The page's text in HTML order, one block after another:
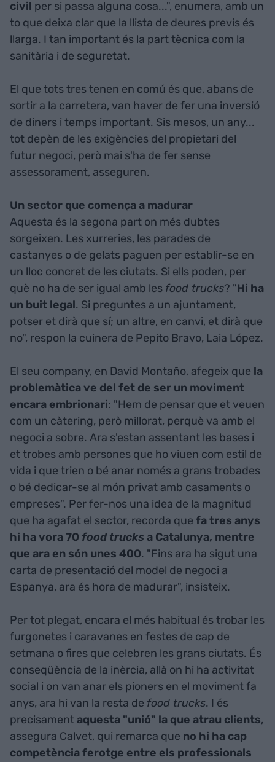
civil per si passa alguna cosa...", enumera, amb un
to que deixa clar que la llista de deures previs és
llarga. I tan important és la part tècnica com la
sanitària i de seguretat.
El que tots tres tenen en comú és que, abans de
sortir a la carretera, van haver de fer una inversió
de diners i temps important. Sis mesos, un any...
tot depèn de les exigències del propietari del
futur negoci, però mai s'ha de fer sense
assessorament, asseguren.
Un sector que comença a madurar
Aquesta és la segona part on més dubtes
sorgeixen. Les xurreries, les parades de
castanyes o de gelats paguen per establir-se en
un lloc concret de les ciutats. Si ells poden, per
què no ha de ser igual amb les food trucks? "Hi ha
un buit legal. Si preguntes a un ajuntament,
potser et dirà que sí; un altre, en canvi, et dirà que
no", respon la cuinera de Pepito Bravo, Laia López.
El seu company, en David Montaño, afegeix que la
problemàtica ve del fet de ser un moviment
encara embrionari: "Hem de pensar que et veuen
com un càtering, però millorat, perquè va amb el
negoci a sobre. Ara s'estan assentant les bases i
et trobes amb persones que ho viuen com estil de
vida i que trien o bé anar només a grans trobades
o bé dedicar-se al món privat amb casaments o
empreses". Per fer-nos una idea de la magnitud
que ha agafat el sector, recorda que fa tres anys
hi ha vora 70 food trucks a Catalunya, mentre
que ara en són unes 400. "Fins ara ha sigut una
carta de presentació del model de negoci a
Espanya, ara és hora de madurar", insisteix.
Per tot plegat, encara el més habitual és trobar les
furgonetes i caravanes en festes de cap de
setmana o fires que celebren les grans ciutats. És
conseqüència de la inèrcia, allà on hi ha activitat
social i on van anar els pioners en el moviment fa
anys, ara hi van la resta de food trucks. I és
precisamentaquesta "unió" la que atrau clients,
assegura Calvet, qui remarca que no hi ha cap
competència ferotge entre els professionals